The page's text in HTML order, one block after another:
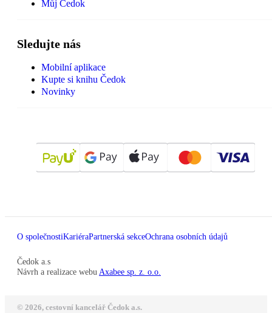
Můj Čedok
Sledujte nás
Mobilní aplikace
Kupte si knihu Čedok
Novinky
O společnostiKariéraPartnerská sekceOchrana osobních údajů
Čedok a.s
Návrh a realizace webu Axabee sp. z. o.o.
© 2026, cestovní kancelář Čedok a.s.